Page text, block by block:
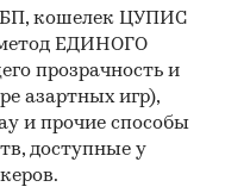
кошелек ЦУПИС
ЕДИНОГО
прозрачность и
азартных игр),
и прочие способы
доступные у